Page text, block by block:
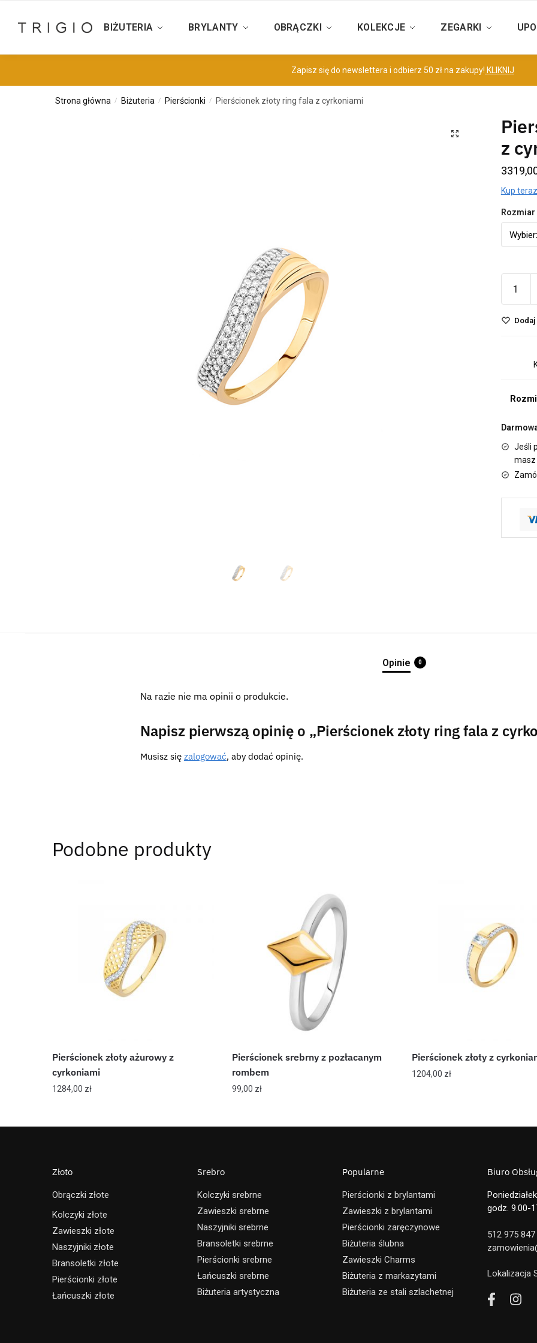
BIŻUTERIA BRYLANTY OBRĄCZKI KOLEKCJE ZEGARKI
Zapisz się do newslettera i odbierz 50 zł na zakupy! KLIKNIJ
Strona główna / Biżuteria / Pierścionki / Pierścionek złoty ring fala z cyrkoniami
z
Kup
Jeśli
masz
Opinie 0
Na razie nie ma opinii o produkcie.
Napisz pierwszą opinię o „Pierścionek złoty ring fala z
Musisz się zalogować, aby dodać opinię.
Podobne produkty
Pierścionek złoty ażurowy z
cyrkoniami
1284,00 zł
Pierścionek srebrny z pozłacanym
rombem
99,00 zł
Pierścionek złoty z
1204,00 zł
Złoto
Obrączki złote
Kolczyki złote
Zawieszki złote
Naszyjniki złote
Bransoletki złote
Pierścionki złote
Łańcuszki złote
Srebro
Kolczyki srebrne
Zawieszki srebrne
Naszyjniki srebrne
Bransoletki srebrne
Pierścionki srebrne
Łańcuszki srebrne
Biżuteria artystyczna
Popularne
Pierścionki z brylantami
Zawieszki z brylantami
Pierścionki zaręczynowe
Biżuteria ślubna
Zawieszki Charms
Biżuteria z markazytami
Biżuteria ze stali szlachetnej
Biuro
godz. 9.00-
512 975 847
Lokalizacja